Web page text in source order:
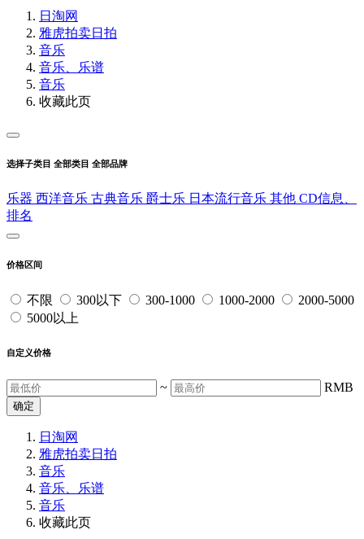
日淘网
雅虎拍卖日拍
音乐
音乐、乐谱
音乐
收藏此页
选择子类目 全部类目 全部品牌
乐器 西洋音乐 古典音乐 爵士乐 日本流行音乐 其他 CD信息、
排名
价格区间
不限 300以下 300-1000 1000-2000
2000-5000
5000以上
自定义价格
~ RMB
确定
日淘网
雅虎拍卖日拍
音乐
音乐、乐谱
音乐
收藏此页